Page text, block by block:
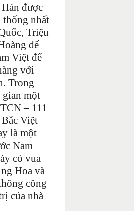
được
thống nhất
Triệu
đế
Việt để
với
Trong
một
– 111
Việt
là một
Nam
có vua
Hoa và
công
của nhà